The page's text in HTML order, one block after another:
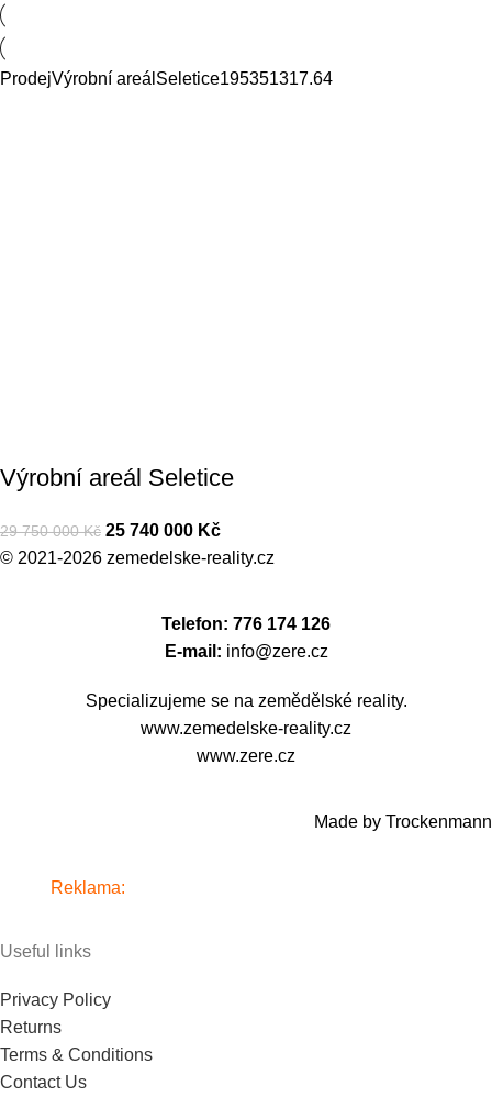
ProdejVýrobní areál Seletice195351317.64
Výrobní areál Seletice
29 750 000Kč 25 740 000 Kč
© 2021-2026 zemedelske-reality.cz
Telefon: 776 174 126
E-mail: info@zere.cz
Specializujeme se na zemědělské reality.
www.zemedelske-reality.cz
www.zere.cz
Made by Trockenmann
Reklama:
Useful links
Privacy Policy
Returns
Terms & Conditions
Contact Us